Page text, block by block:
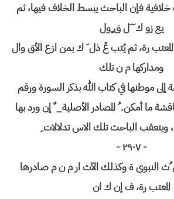
خلافیة فإن الباحث یبسط الخلاف فیھا، ثم
یع زو ك َ َل ق ٍول
رة، ثم یُتب عُ ذل َ ك بمن ازع الأق وال
ومداركھا م ن تلك
إلى موطنھا في كتاب الله بذكر السورة ورقم
ما أمكن. ُ المصادر الأصلیة_ ٌ إن ورد بھا
ویتعقب الباحث تلك الاس تدلالات
- ٢٩٠٧ -
ُث النبوی ة وكذلك الآث ار م ن م صادرھا
المعتب رة، ف إن ك ان